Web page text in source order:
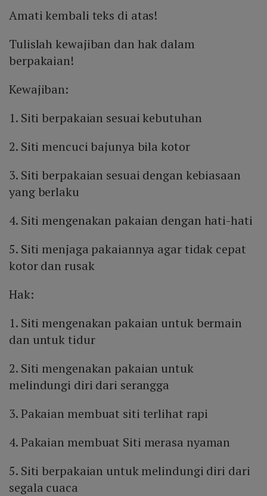
Amati kembali teks di atas!
Tulislah kewajiban dan hak dalam
berpakaian!
Kewajiban:
1. Siti berpakaian sesuai kebutuhan
2. Siti mencuci bajunya bila kotor
3. Siti berpakaian sesuai dengan kebiasaan
yang berlaku
4. Siti mengenakan pakaian dengan hati-hati
5. Siti menjaga pakaiannya agar tidak cepat
kotor dan rusak
Hak:
1. Siti mengenakan pakaian untuk bermain
dan untuk tidur
2. Siti mengenakan pakaian untuk
melindungi diri dari serangga
3. Pakaian membuat siti terlihat rapi
4. Pakaian membuat Siti merasa nyaman
5. Siti berpakaian untuk melindungi diri dari
segala cuaca